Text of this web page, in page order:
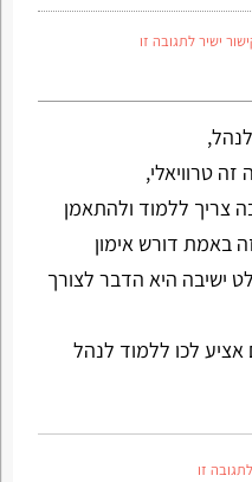
ישיר לתגובה זו
טרוויאלי,
צריך ללמוד ולהתאמן
באמת דורש אימון
ישיבה היא הדבר לצורך
אציע לכו ללמוד לנהל
זו